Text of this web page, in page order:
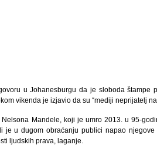
u Johanesburgu da je sloboda štampe
vikenda je izjavio da su “mediji neprijatelj
Mandele, koji je umro 2013. u 95-
u dugom obraćanju publici napao njegove
ljudskih prava, laganje.